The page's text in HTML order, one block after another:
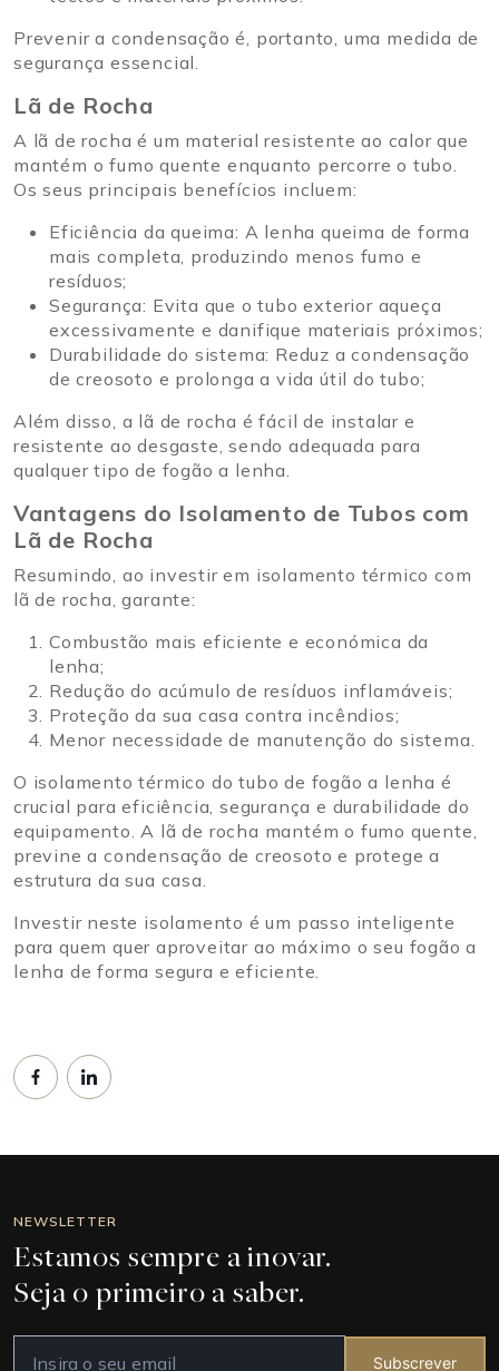
Prevenir a condensação é, portanto, uma medida de
segurança essencial.
Lã de Rocha
A lã de rocha é um material resistente ao calor que
mantém o fumo quente enquanto percorre o tubo.
Os seus principais benefícios incluem:
Eficiência da queima: A lenha queima de forma
mais completa, produzindo menos fumo e
resíduos;
Segurança: Evita que o tubo exterior aqueça
excessivamente e danifique materiais próximos;
Durabilidade do sistema: Reduz a condensação
de creosoto e prolonga a vida útil do tubo;
Além disso, a lã de rocha é fácil de instalar e
resistente ao desgaste, sendo adequada para
qualquer tipo de fogão a lenha.
Vantagens do Isolamento de Tubos com
Lã de Rocha
Resumindo, ao investir em isolamento térmico com
lã de rocha, garante:
Combustão mais eficiente e económica da
lenha;
Redução do acúmulo de resíduos inflamáveis;
Proteção da sua casa contra incêndios;
Menor necessidade de manutenção do sistema.
O isolamento térmico do tubo de fogão a lenha é
crucial para eficiência, segurança e durabilidade do
equipamento. A lã de rocha mantém o fumo quente,
previne a condensação de creosoto e protege a
estrutura da sua casa.
Investir neste isolamento é um passo inteligente
para quem quer aproveitar ao máximo o seu fogão a
lenha de forma segura e eficiente.
NEWSLETTER
Estamos sempre a inovar.
Seja o primeiro a saber.
Subscrever